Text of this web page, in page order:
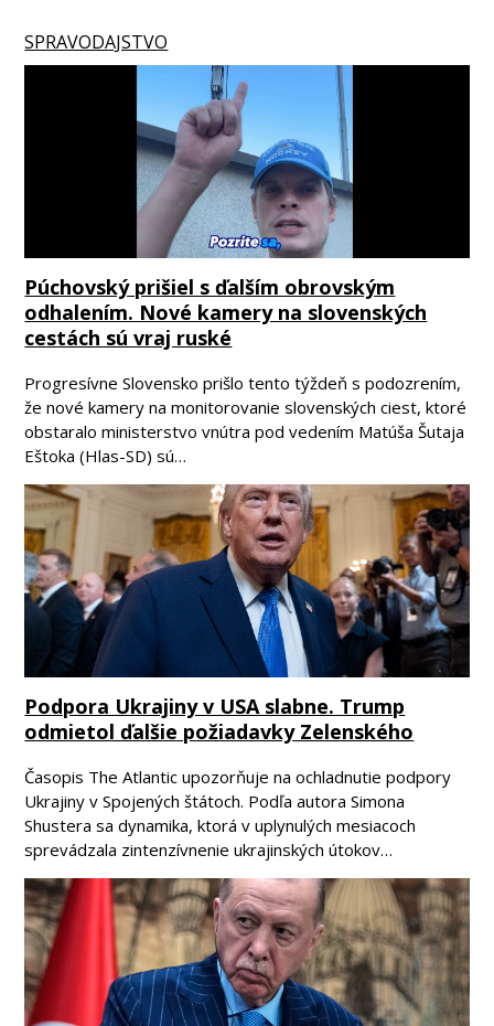
SPRAVODAJSTVO
Púchovský prišiel s ďalším obrovským
odhalením. Nové kamery na slovenských
cestách sú vraj ruské
Progresívne Slovensko prišlo tento týždeň s podozrením,
že nové kamery na monitorovanie slovenských ciest, ktoré
obstaralo ministerstvo vnútra pod vedením Matúša Šutaja
Eštoka (Hlas-SD) sú…
Podpora Ukrajiny v USA slabne. Trump
odmietol ďalšie požiadavky Zelenského
Časopis The Atlantic upozorňuje na ochladnutie podpory
Ukrajiny v Spojených štátoch. Podľa autora Simona
Shustera sa dynamika, ktorá v uplynulých mesiacoch
sprevádzala zintenzívnenie ukrajinských útokov…